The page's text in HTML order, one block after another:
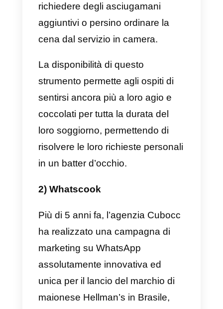
statistiche, CRM, routing
automatico, chat multi-agente e
le aziende ad incrementare le
vendite su WhatsApp e altri
network.
9 esempi di campagne di
marketing WhatsApp di
successo
Di seguito desideriamo mostrarti
esempi di campagne di
promosse su WhatsApp che
hanno surclassato i competitors
ricevendo un successo